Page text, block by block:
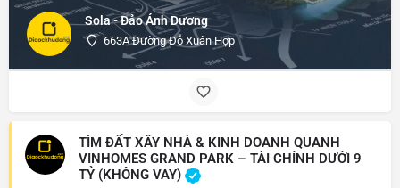
Sola - Đảo Ánh Dương
663A Đường Đỗ Xuân Hợp
TÌM ĐẤT XÂY NHÀ & KINH DOANH QUANH
VINHOMES GRAND PARK – TÀI CHÍNH DƯỚI 9
TỶ (KHÔNG VAY)